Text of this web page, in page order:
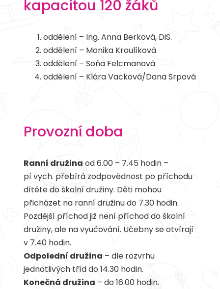
kapacitou 120 žáků
oddělení – Ing. Anna Berková, DiS.
oddělení – Monika Kroulíková
oddělení – Soňa Felcmanová
oddělení – Klára Vacková/Dana Srpová
Provozní doba
Ranní družina od 6.00 – 7.45 hodin –
pí vych. přebírá zodpovědnost po příchodu
dítěte do školní družiny. Děti mohou
přicházet na ranní družinu do 7.30 hodin.
Pozdější příchod již není příchod do školní
družiny, ale na vyučování. Učebny se otvírají
v 7.40 hodin.
Odpolední družina – dle rozvrhu
jednotlivých tříd do 14.30 hodin.
Konečná družina – do 16.00 hodin.